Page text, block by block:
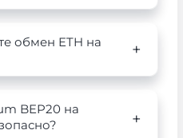
обмен ETH на
BEP20 на